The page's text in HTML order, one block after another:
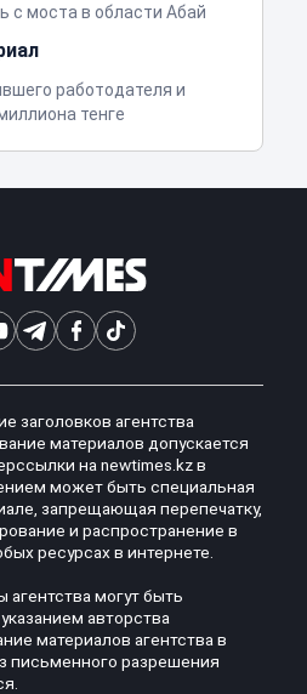
с моста в области Абай
работодателя и
тенге
заголовков агентства
материалов допускается
на newtimes.kz в
может быть специальная
запрещающая перепечатку,
и распространение в
ресурсах в интернете.
могут быть
авторства
материалов агентства в
письменного разрешения